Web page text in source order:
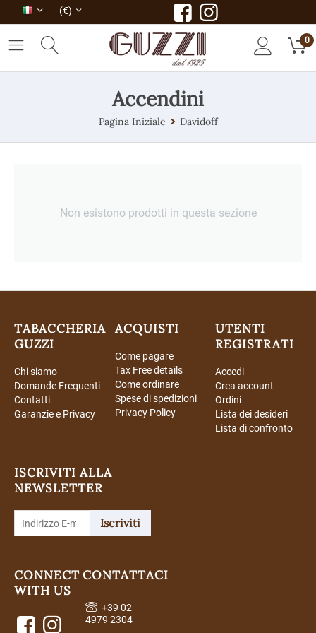
(€)
0
Accendini
Pagina Iniziale Davidoff
Non esistono prodotti in questa sezione
TABACCHERIA
GUZZI
Chi siamo
Domande Frequenti
Contatti
Garanzie e Privacy
ACQUISTI
Come pagare
Tax Free details
Come ordinare
Spese di spedizioni
Privacy Policy
UTENTI
REGISTRATI
Accedi
Crea account
Ordini
Lista dei desideri
Lista di confronto
ISCRIVITI ALLA
NEWSLETTER
Iscriviti
CONNECT
WITH US
CONTATTACI
+39 02
4979 2304